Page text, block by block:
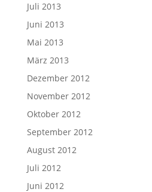
Juli 2013
Juni 2013
Mai 2013
März 2013
Dezember 2012
November 2012
Oktober 2012
September 2012
August 2012
Juli 2012
Juni 2012